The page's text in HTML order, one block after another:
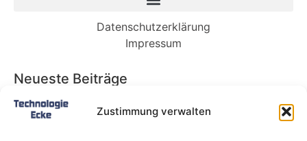
Zustimmung verwalten
Datenschutzerklärung
Impressum
Neueste Beiträge
Babybett 90×200: Die perfekte Lösung für
wachsende Kinder und kleine Räume